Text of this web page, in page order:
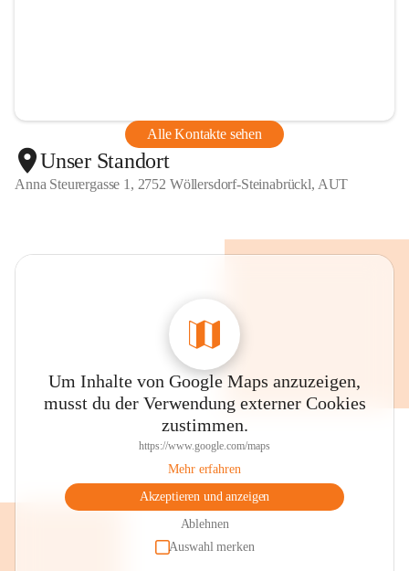
Alle Kontakte sehen
Unser Standort
Anna Steurergasse 1, 2752 Wöllersdorf-Steinabrückl, AUT
Um Inhalte von Google Maps anzuzeigen,
musst du der Verwendung externer Cookies
zustimmen.
https://www.google.com/maps
Mehr erfahren
Akzeptieren und anzeigen
Ablehnen
Auswahl merken